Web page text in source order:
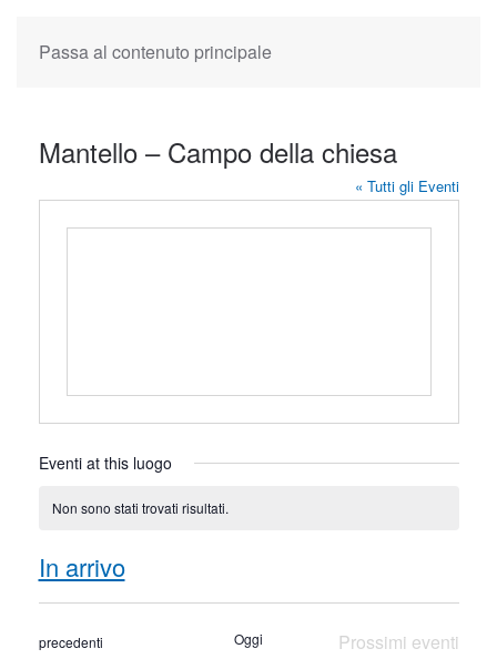
Passa al contenuto principale
Mantello – Campo della chiesa
« Tutti gli Eventi
Eventi at this luogo
Notice
Non sono stati trovati risultati.
In arrivo
Seleziona
data.
Eventi
precedenti Oggi Prossimi eventi